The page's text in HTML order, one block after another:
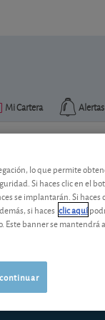
Alertas
Mi Cartera
no
Europeo)
de la zona euro.
lo que permite
Si haces clic en el
se implantarán. Si haces
si haces clic aquí
banner se mantendrá